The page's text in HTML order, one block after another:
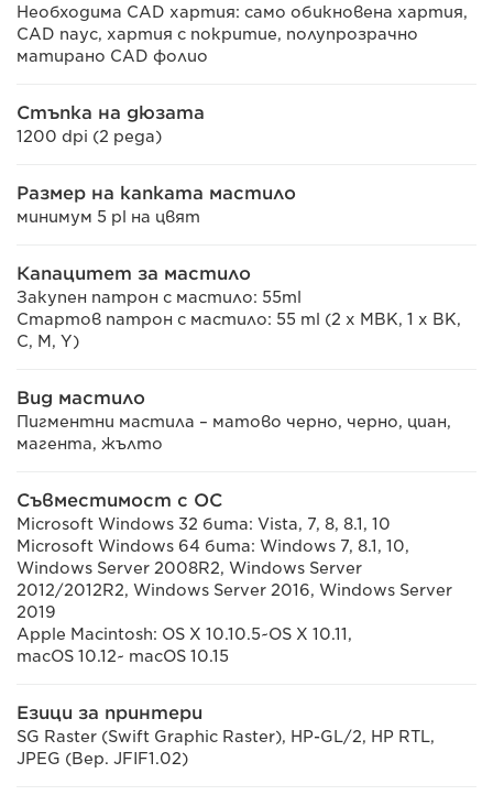
Необходима CAD хартия: само обикновена хартия,
CAD паус, хартия с покритие, полупрозрачно
матирано CAD фолио
Стъпка на дюзата
1200 dpi (2 реда)
Размер на капката мастило
минимум 5 pl на цвят
Капацитет за мастило
Закупен патрон с мастило: 55ml
Стартов патрон с мастило: 55 ml (2 x MBK, 1 x BK,
C, M, Y)
Вид мастило
Пигментни мастила – матово черно, черно, циан,
магента, жълто
Съвместимост с ОС
Microsoft Windows 32 бита: Vista, 7, 8, 8.1, 10
Microsoft Windows 64 бита: Windows 7, 8.1, 10,
Windows Server 2008R2, Windows Server
2012/2012R2, Windows Server 2016, Windows Server
2019
Apple Macintosh: OS X 10.10.5~OS X 10.11,
macOS 10.12~ macOS 10.15
Езици за принтери
SG Raster (Swift Graphic Raster), HP-GL/2, HP RTL,
JPEG (Вер. JFIF1.02)